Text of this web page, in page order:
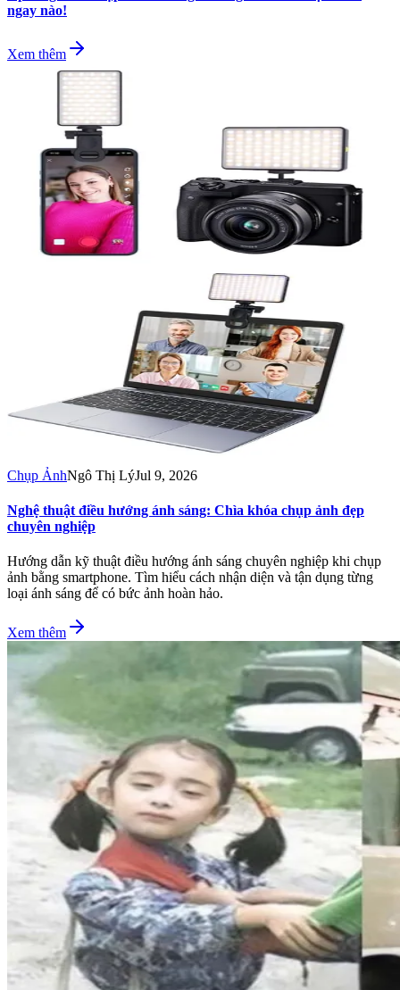
ngay nào!
Xem thêm
Chụp ẢnhNgô Thị LýJul 9, 2026
Nghệ thuật điều hướng ánh sáng: Chìa khóa chụp ảnh đẹp
chuyên nghiệp
Hướng dẫn kỹ thuật điều hướng ánh sáng chuyên nghiệp khi chụp
ảnh bằng smartphone. Tìm hiểu cách nhận diện và tận dụng từng
loại ánh sáng để có bức ảnh hoàn hảo.
Xem thêm